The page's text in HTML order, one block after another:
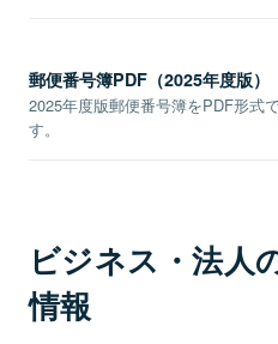
郵便番号簿PDF（2025年度版）
2025年度版郵便番号簿をPDF形式
す。
ビジネス・法人
情報